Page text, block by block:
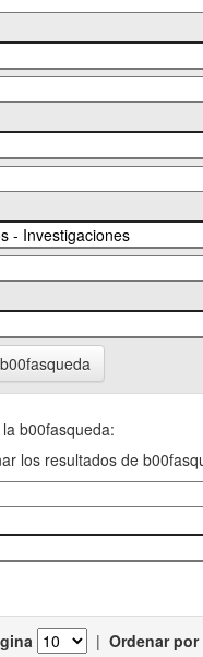
b00fasqueda:
los resultados de
| Ordenar por